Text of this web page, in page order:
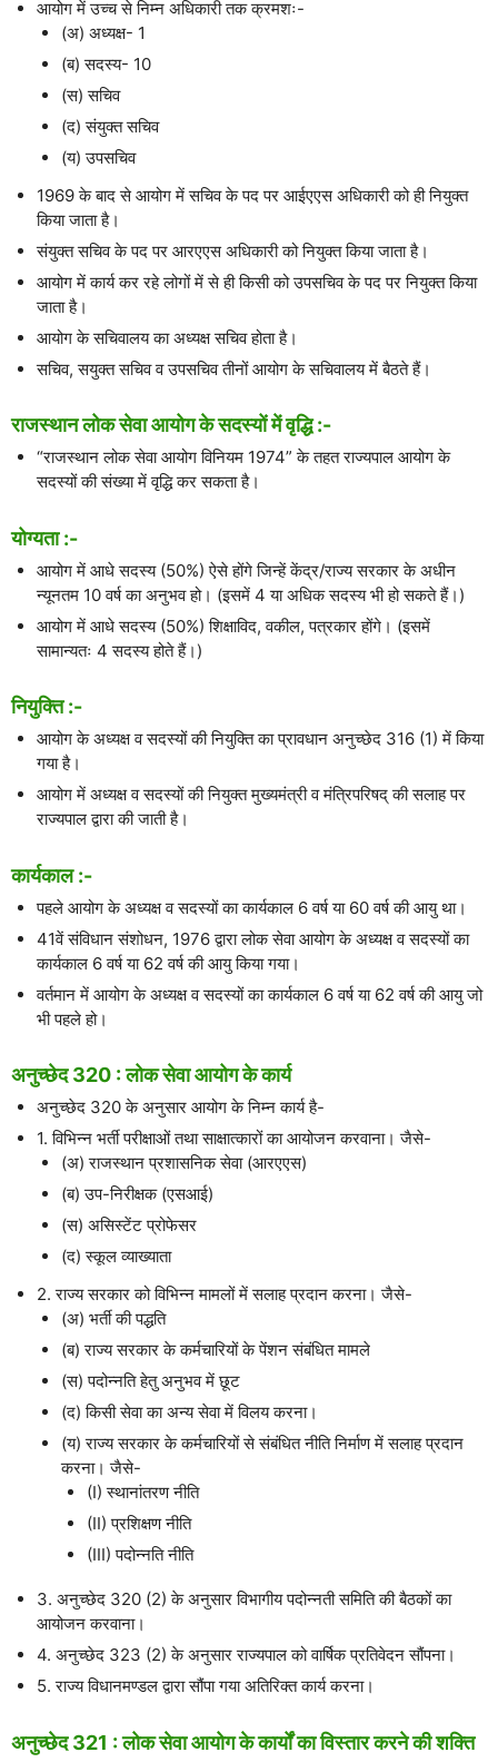
आयोग में उच्च से निम्न अधिकारी तक क्रमशः-
(अ) अध्यक्ष- 1
(ब) सदस्य- 10
(स) सचिव
(द) संयुक्त सचिव
(य) उपसचिव
1969 के बाद से आयोग में सचिव के पद पर आईएएस अधिकारी को ही नियुक्त
किया जाता है।
संयुक्त सचिव के पद पर आरएएस अधिकारी को नियुक्त किया जाता है।
आयोग में कार्य कर रहे लोगों में से ही किसी को उपसचिव के पद पर नियुक्त किया
जाता है।
आयोग के सचिवालय का अध्यक्ष सचिव होता है।
सचिव, सयुक्त सचिव व उपसचिव तीनों आयोग के सचिवालय में बैठते हैं।
राजस्थान लोक सेवा आयोग के सदस्यों में वृद्धि :-
“राजस्थान लोक सेवा आयोग विनियम 1974” के तहत राज्यपाल आयोग के
सदस्यों की संख्या में वृद्धि कर सकता है।
योग्यता :-
आयोग में आधे सदस्य (50%) ऐसे होंगे जिन्हें केंद्र/राज्य सरकार के अधीन
न्यूनतम 10 वर्ष का अनुभव हो। (इसमें 4 या अधिक सदस्य भी हो सकते हैं।)
आयोग में आधे सदस्य (50%) शिक्षाविद, वकील, पत्रकार होंगे। (इसमें
सामान्यतः 4 सदस्य होते हैं।)
नियुक्ति :-
आयोग के अध्यक्ष व सदस्यों की नियुक्ति का प्रावधान अनुच्छेद 316 (1) में किया
गया है।
आयोग में अध्यक्ष व सदस्यों की नियुक्त मुख्यमंत्री व मंत्रिपरिषद् की सलाह पर
राज्यपाल द्वारा की जाती है।
कार्यकाल :-
पहले आयोग के अध्यक्ष व सदस्यों का कार्यकाल 6 वर्ष या 60 वर्ष की आयु था।
41वें संविधान संशोधन, 1976 द्वारा लोक सेवा आयोग के अध्यक्ष व सदस्यों का
कार्यकाल 6 वर्ष या 62 वर्ष की आयु किया गया।
वर्तमान में आयोग के अध्यक्ष व सदस्यों का कार्यकाल 6 वर्ष या 62 वर्ष की आयु जो
भी पहले हो।
अनुच्छेद 320 : लोक सेवा आयोग के कार्य
अनुच्छेद 320 के अनुसार आयोग के निम्न कार्य है-
1. विभिन्न भर्ती परीक्षाओं तथा साक्षात्कारों का आयोजन करवाना। जैसे-
(अ) राजस्थान प्रशासनिक सेवा (आरएएस)
(ब) उप-निरीक्षक (एसआई)
(स) असिस्टेंट प्रोफेसर
(द) स्कूल व्याख्याता
2. राज्य सरकार को विभिन्न मामलों में सलाह प्रदान करना। जैसे-
(अ) भर्ती की पद्धति
(ब) राज्य सरकार के कर्मचारियों के पेंशन संबंधित मामले
(स) पदोन्नति हेतु अनुभव में छूट
(द) किसी सेवा का अन्य सेवा में विलय करना।
(य) राज्य सरकार के कर्मचारियों से संबंधित नीति निर्माण में सलाह प्रदान
करना। जैसे-
(I) स्थानांतरण नीति
(II) प्रशिक्षण नीति
(III) पदोन्नति नीति
3. अनुच्छेद 320 (2) के अनुसार विभागीय पदोन्नती समिति की बैठकों का
आयोजन करवाना।
4. अनुच्छेद 323 (2) के अनुसार राज्यपाल को वार्षिक प्रतिवेदन सौंपना।
5. राज्य विधानमण्डल द्वारा सौंपा गया अतिरिक्त कार्य करना।
अनुच्छेद 321 : लोक सेवा आयोग के कार्यों का विस्तार करने की शक्ति